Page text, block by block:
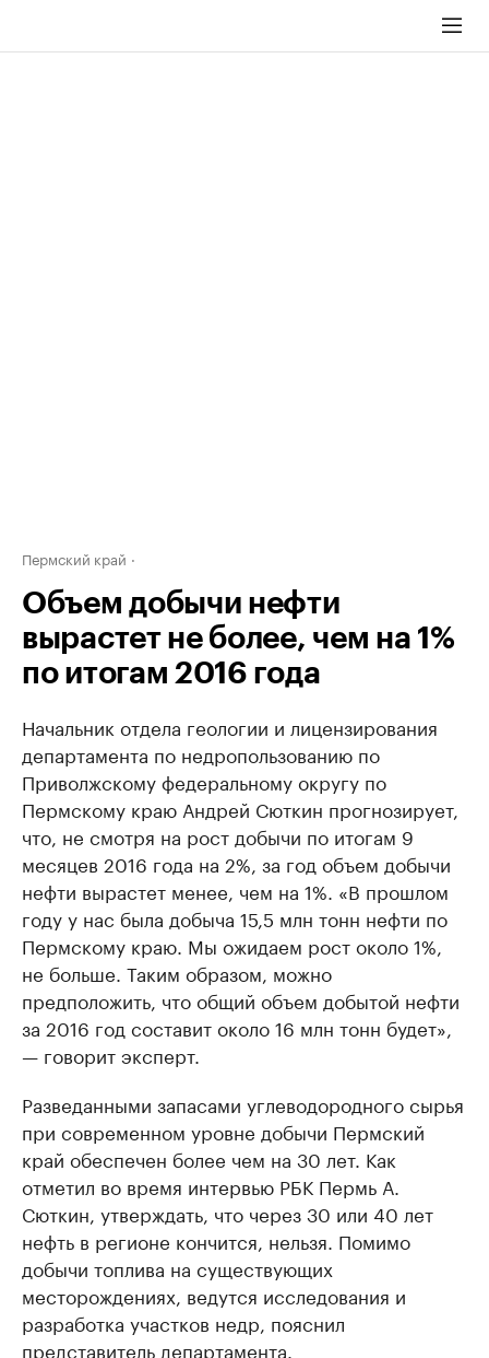
Пермский край
Объем добычи нефти
вырастет не более, чем на 1%
по итогам 2016 года
Начальник отдела геологии и лицензирования
департамента по недропользованию по
Приволжскому федеральному округу по
Пермскому краю Андрей Сюткин прогнозирует,
что, не смотря на рост добычи по итогам 9
месяцев 2016 года на 2%, за год объем добычи
нефти вырастет менее, чем на 1%. «В прошлом
году у нас была добыча 15,5 млн тонн нефти по
Пермскому краю. Мы ожидаем рост около 1%,
не больше. Таким образом, можно
предположить, что общий объем добытой нефти
за 2016 год составит около 16 млн тонн будет»,
— говорит эксперт.
Разведанными запасами углеводородного сырья
при современном уровне добычи Пермский
край обеспечен более чем на 30 лет. Как
отметил во время интервью РБК Пермь А.
Сюткин, утверждать, что через 30 или 40 лет
нефть в регионе кончится, нельзя. Помимо
добычи топлива на существующих
месторождениях, ведутся исследования и
разработка участков недр, пояснил
представитель департамента.